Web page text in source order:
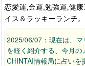
恋愛運,金運,勉強運,健
イス＆ラッキーランチ。
2025/06/07：現在は、
を軽く紹介する、今月
CHINTAI情報局に占いを